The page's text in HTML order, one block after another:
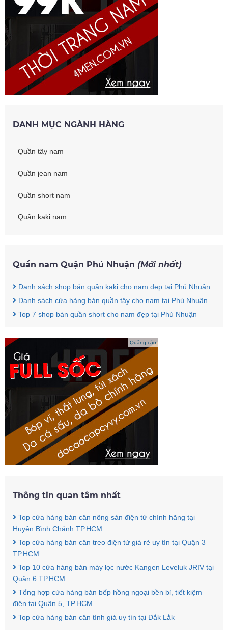
DANH MỤC NGÀNH HÀNG
Quần tây nam
Quần jean nam
Quần short nam
Quần kaki nam
Quần nam Quận Phú Nhuận (Mới nhất)
Danh sách shop bán quần kaki cho nam đẹp tại Phú Nhuận
Danh sách cửa hàng bán quần tây cho nam tại Phú Nhuận
Top 7 shop bán quần short cho nam đẹp tại Phú Nhuận
Quảng cáo
Thông tin quan tâm nhất
Top cửa hàng bán cân nông sản điện tử chính hãng tại
Huyện Bình Chánh TP.HCM
Top cửa hàng bán cân treo điện tử giá rẻ uy tín tại Quận 3
TP.HCM
Top 10 cửa hàng bán máy lọc nước Kangen Leveluk JRIV tại
Quận 6 TP.HCM
Tổng hợp cửa hàng bán bếp hồng ngoại bền bỉ, tiết kiệm
điện tại Quận 5, TP.HCM
Top cửa hàng bán cân tính giá uy tín tại Đắk Lắk